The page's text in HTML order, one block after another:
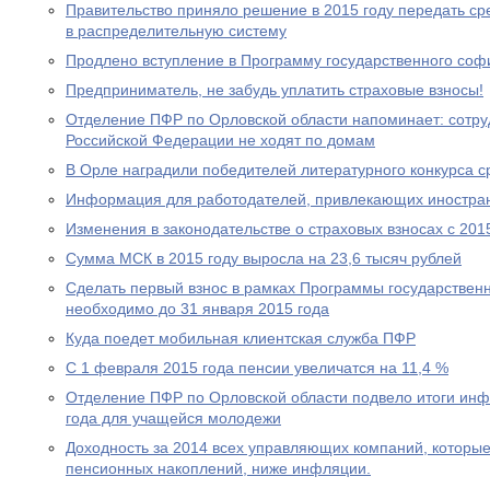
Правительство приняло решение в 2015 году передать
в распределительную систему
Продлено вступление в Программу государственного
Предприниматель, не забудь уплатить страховые взносы!
Отделение ПФР по Орловской области напоминает:
Российской Федерации не ходят по домам
В Орле наградили победителей литературного конкурса
Информация для работодателей, привлекающих
Изменения в законодательстве о страховых взносах с
Сумма МСК в 2015 году выросла на 23,6 тысяч рублей
Сделать первый взнос в рамках Программы
необходимо до 31 января 2015 года
Куда поедет мобильная клиентская служба ПФР
С 1 февраля 2015 года пенсии увеличатся на 11,4 %
Отделение ПФР по Орловской области подвело итоги
года для учащейся молодежи
Доходность за 2014 всех управляющих компаний,
пенсионных накоплений, ниже инфляции.